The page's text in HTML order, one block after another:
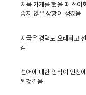
처음 가게를 했을 때 선어
좋지 않은 상황이 생겼음
지금은 경력도 오래되고
김
선어에 대한 인식이 인천
된것같음